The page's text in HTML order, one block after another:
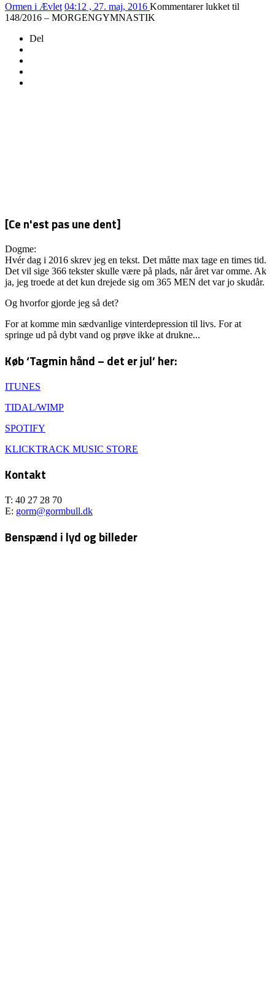
Ormen i Ævlet 04:12 , 27. maj, 2016 Kommentarer lukket til
148/2016 – MORGENGYMNASTIK
Del
[Ce n'est pas une dent]
Dogme:
Hvér dag i 2016 skrev jeg en tekst. Det måtte max tage en times tid.
Det vil sige 366 tekster skulle være på plads, når året var omme. Ak
ja, jeg troede at det kun drejede sig om 365 MEN det var jo skudår.
Og hvorfor gjorde jeg så det?
For at komme min sædvanlige vinterdepression til livs. For at
springe ud på dybt vand og prøve ikke at drukne...
Køb ‘Tagmin hånd – det er jul’ her:
ITUNES
TIDAL/WIMP
SPOTIFY
KLICKTRACK MUSIC STORE
Kontakt
T: 40 27 28 70
E: gorm@gormbull.dk
Benspænd i lyd og billeder